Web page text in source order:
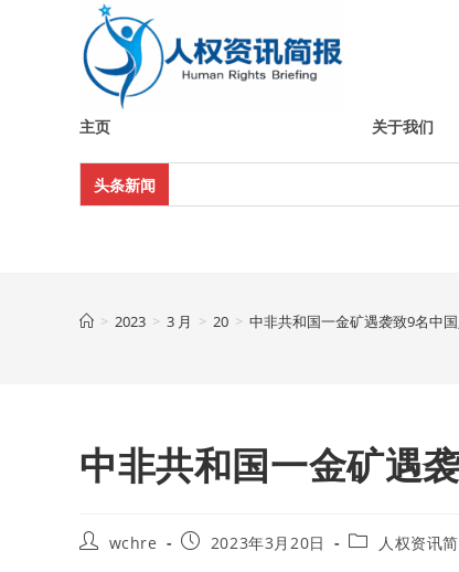
主页 关于我们
头条新闻
> 2023 > 3 月 > 20 > 中非共和国一金矿遇袭致9名中
中非共和国一金矿遇
Postwchre
Post2023年3月20日
Post 人权资讯